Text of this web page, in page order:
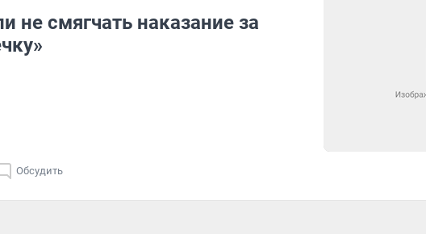
не смягчать наказание за
Обсудить